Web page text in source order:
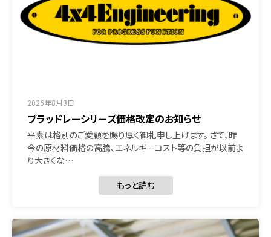
2026年8月3日
ブラッドレーシリーズ価格改定のお知らせ
平素は格別のご愛顧を賜り厚く御礼申し上げます。 さて、昨
今の原材料価格の高騰、エネルギーコスト等の負担が以前よ
り大きくな…
もっと読む